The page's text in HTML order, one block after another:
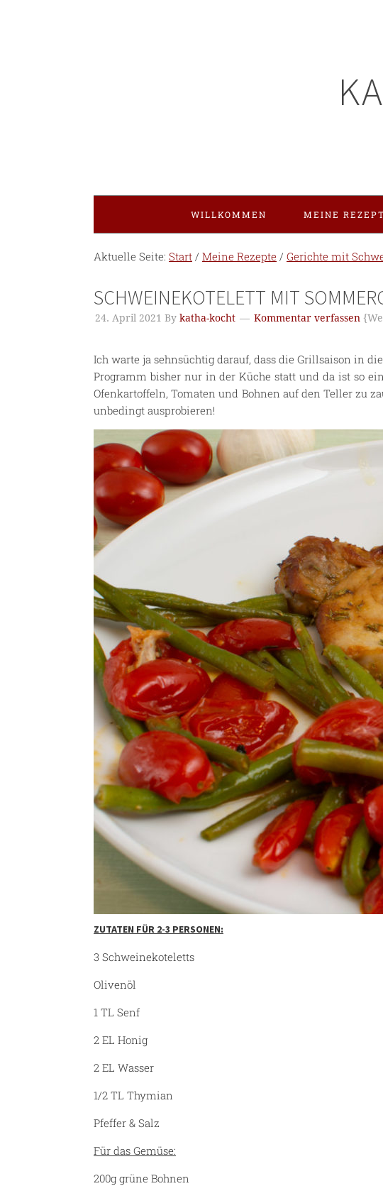
WILLKOMMEN MEINE
Aktuelle Seite: Start / Meine Rezepte / Gerichte mit
SCHWEINEKOTELETT MIT
24. April 2021 By katha-kocht Kommentar verfassen
Ich warte ja sehnsüchtig darauf, dass die Grillsaison in
Programm bisher nur in der Küche statt und da ist so
Ofenkartoffeln, Tomaten und Bohnen auf den Teller zu
unbedingt ausprobieren!
ZUTATEN FÜR 2-3 PERSONEN:
3 Schweinekoteletts
Olivenöl
1 TL Senf
2 EL Honig
2 EL Wasser
1/2 TL Thymian
Pfeffer & Salz
Für das Gemüse:
200g grüne Bohnen